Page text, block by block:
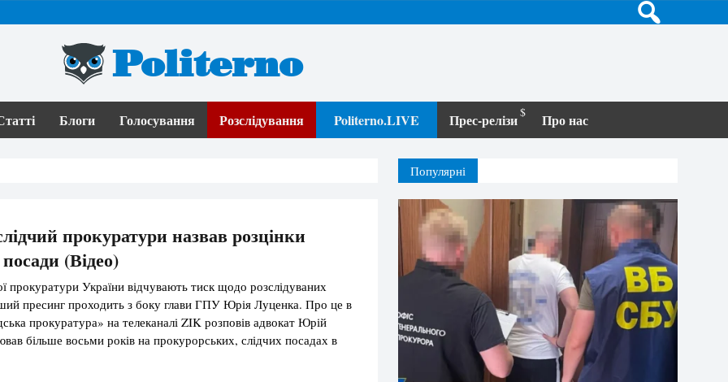
Politerno
Блоги Голосування Розслідування Politerno.LIVE Прес-релізи Про нас
прокуратури назвав розцінки
(Відео)
прокуратури України відчувають тиск щодо розслідуваних
пресинг проходить з боку глави ГПУ Юрія Луценка. Про це в
прокуратура» на телеканалі ZIK розповів адвокат Юрій
більше восьми років на прокурорських, слідчих посадах в
області і Генпрокуратури. Остання моя посада – слідчий з
Популярні